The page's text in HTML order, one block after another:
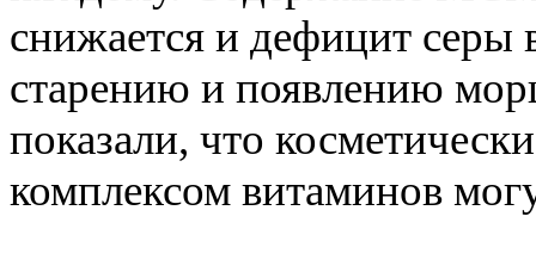
снижается и дефицит серы
старению и появлению
показали, что
комплексом витаминов